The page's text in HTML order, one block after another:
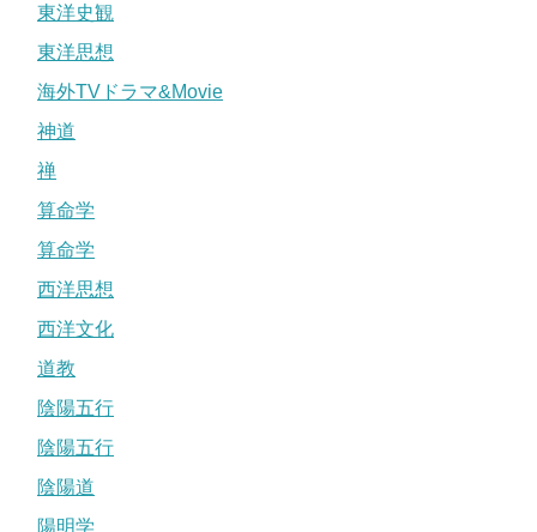
東洋史観
東洋思想
海外TVドラマ&Movie
神道
禅
算命学
算命学
西洋思想
西洋文化
道教
陰陽五行
陰陽五行
陰陽道
陽明学